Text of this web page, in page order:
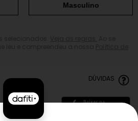
Masculino
DÚVIDAS